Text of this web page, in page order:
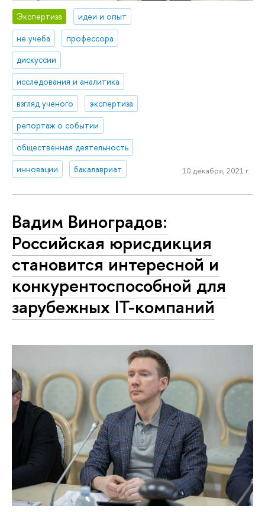
Экспертиза
идеи и опыт
не учеба
профессора
дискуссии
исследования и аналитика
взгляд ученого
экспертиза
репортаж о событии
общественная деятельность
инновации
бакалавриат 10 декабря, 2021 г.
Вадим Виноградов:
Российская юрисдикция
становится интересной и
конкурентоспособной для
зарубежных IT-компаний